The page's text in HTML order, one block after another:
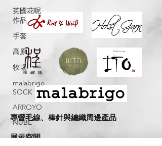
英國花呢
作品
手套
高原
牧場
malabrigo
SOCK
ARROYO
NUBE
ITO-
專營毛線、棒針與編織周邊產品
展示空間